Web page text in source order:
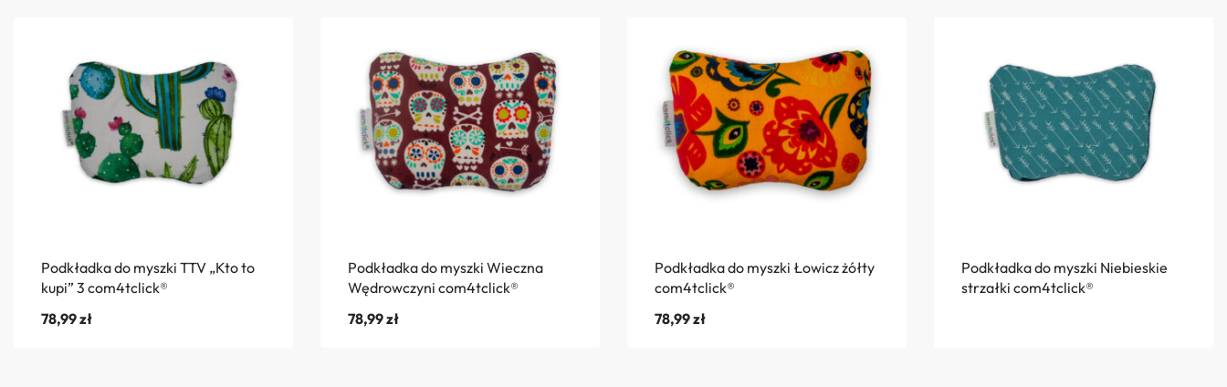
Podkładka do myszki TTV „Kto to
kupi” 3 com4tclick®
78,99zł
Podkładka do myszki Wieczna
Wędrowczyni com4tclick®
78,99zł
Podkładka do myszki Łowicz żółty
com4tclick®
78,99zł
Podkładka do myszki Niebieskie
strzałki com4tclick®